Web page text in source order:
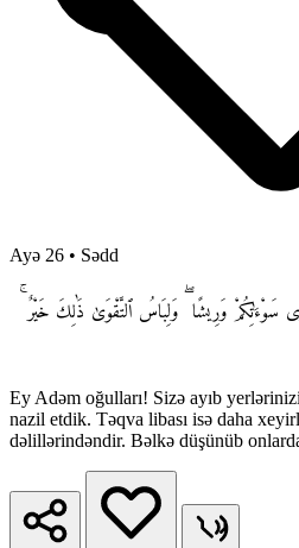
Ayə 26 • Sədd
سَوْءَٰتِكُمْ وَرِيشًا ۖ وَلِبَاسُ ٱلتَّقْوَىٰ ذَٰلِكَ خَيْرٌ
Ey Adəm oğulları! Sizə ayıb
nazil etdik. Təqva libası isə daha
dəlillərindəndir. Bəlkə düşünüb